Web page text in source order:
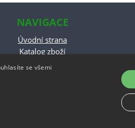
NAVIGACE
Úvodní strana
Katalog zboží
Nákupní košík
se všemi